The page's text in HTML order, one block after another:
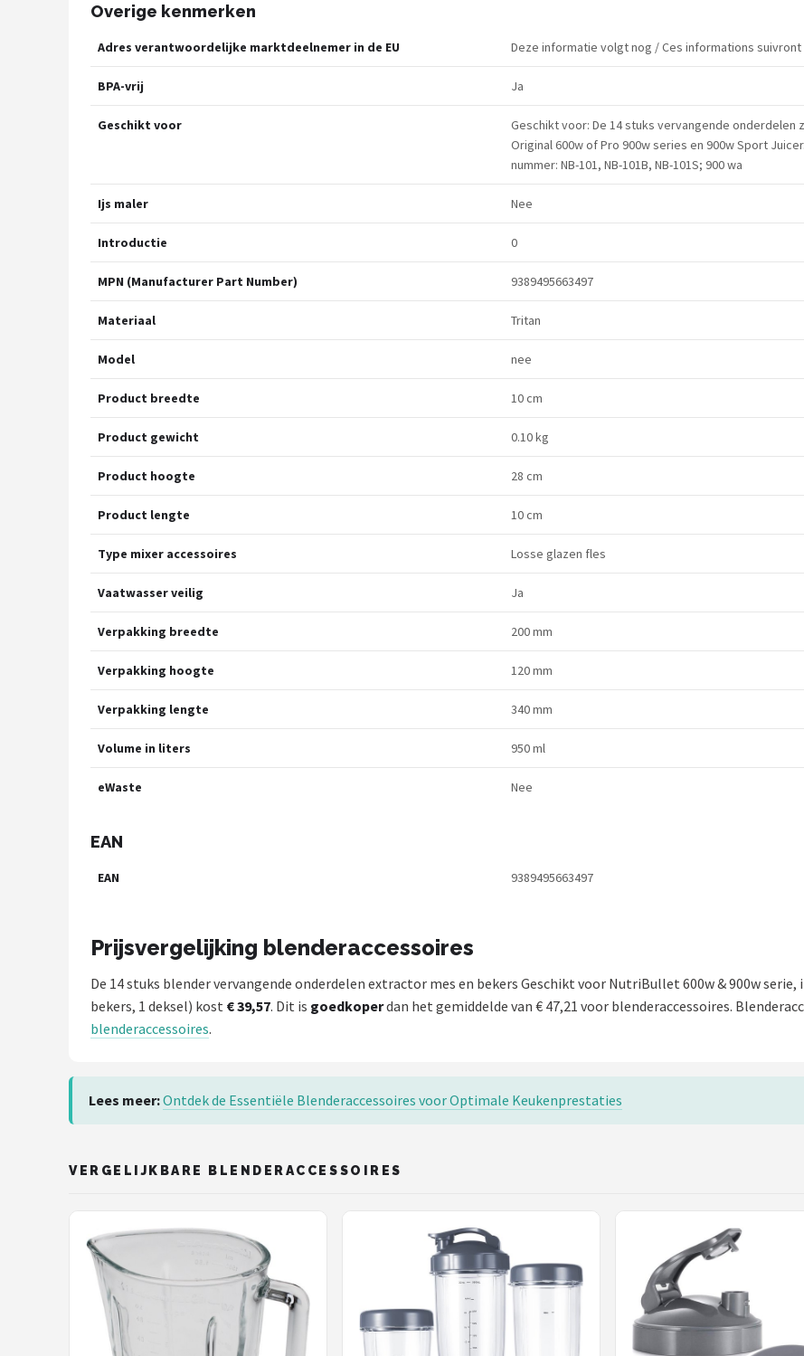
Overige kenmerken
Adres verantwoordelijke marktdeelnemer in de EU Deze informatie volgt nog / Ces informations
BPA-vrij Ja
Geschikt voor
Geschikt voor: De 14 stuks vervangende
Original 600w of Pro 900w series en 900w Sport
nummer: NB-101, NB-101B, NB-101S; 900 wa
Ijs maler Nee
Introductie 0
MPN (Manufacturer Part Number) 9389495663497
Materiaal Tritan
Model nee
Product breedte 10 cm
Product gewicht 0.10 kg
Product hoogte 28 cm
Product lengte 10 cm
Type mixer accessoires Losse glazen fles
Vaatwasser veilig Ja
Verpakking breedte 200 mm
Verpakking hoogte 120 mm
Verpakking lengte 340 mm
Volume in liters 950 ml
eWaste Nee
EAN
EAN 9389495663497
Prijsvergelijking blenderaccessoires
De 14 stuks blender vervangende onderdelen extractor mes en bekers Geschikt voor NutriBullet 600w & 900w
bekers, 1 deksel) kost € 39,57. Dit is goedkoperdan het gemiddelde van € 47,21 voor blenderaccessoires.
blenderaccessoires.
Lees meer:Ontdek de Essentiële Blenderaccessoires voor Optimale Keukenprestaties
VERGELIJKBARE BLENDERACCESSOIRES